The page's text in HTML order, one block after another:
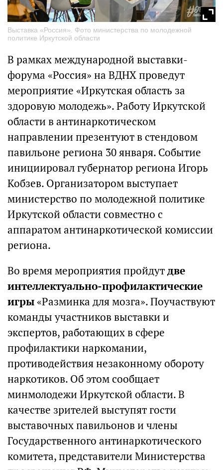
Выставка «Россия». Фото министерства по молодежной
политике Иркутской области
В рамках международной выставки-
форума «Россия» на ВДНХ проведут
мероприятие «Иркутская область за
здоровую молодежь». Работу Иркутской
области в антинаркотическом
направлении презентуют в стендовом
павильоне региона 30 января. Событие
инициировал губернатор региона Игорь
Кобзев. Организатором выступает
министерство по молодежной политике
Иркутской области совместно с
аппаратом антинаркотической комиссии
региона.
Во время мероприятия пройдутдве
интеллектуально-профилактические
игры«Разминка для мозга». Поучаствуют
команды участников выставки и
экспертов, работающих в сфере
профилактики наркомании,
противодействия незаконному обороту
наркотиков. Об этом сообщает
минмолодежи Иркутской области. В
качестве зрителей выступят гости
выставочных павильонов и члены
Государственного антинаркотического
комитета, представители Министерства